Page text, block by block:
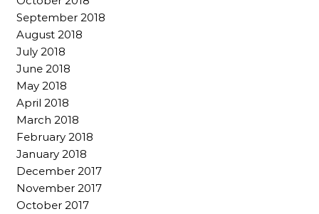
September 2018
August 2018
July 2018
June 2018
May 2018
April 2018
March 2018
February 2018
January 2018
December 2017
November 2017
October 2017